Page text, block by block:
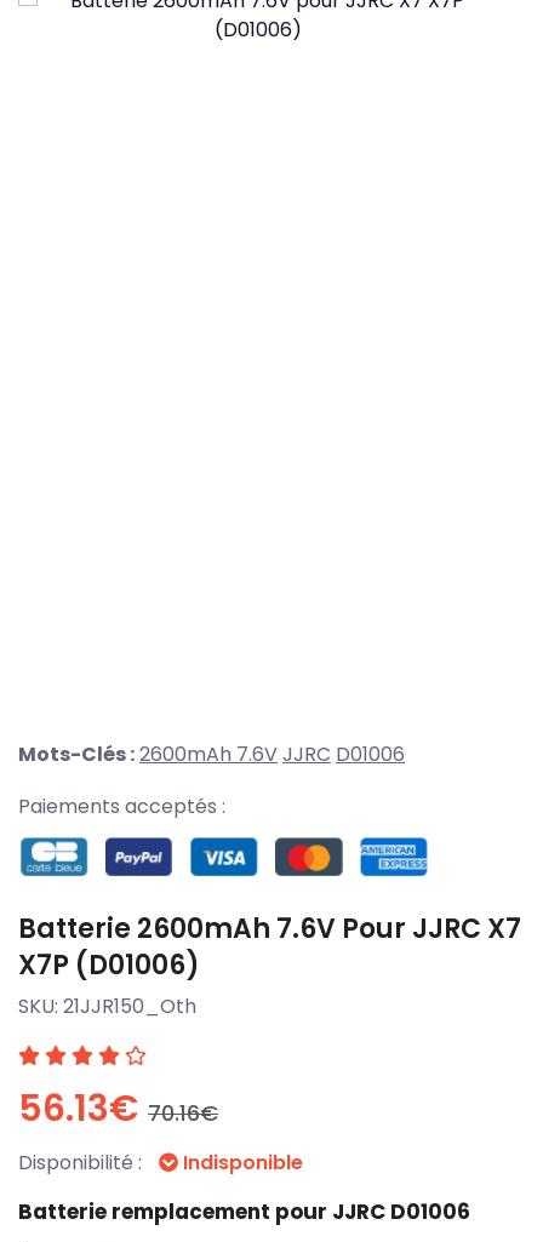
Mots-Clés :2600mAh 7.6VJJRC D01006
Paiements acceptés :
Batterie 2600mAh 7.6V Pour JJRC X7
X7P (D01006)
SKU: 21JJR150_Oth
56.13€ 70.16€
Disponibilité : Indisponible
Batterie remplacement pour JJRC D01006